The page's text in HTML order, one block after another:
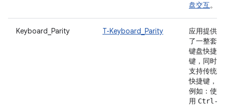
盘交互。
Keyboard_Parity T-Keyboard_Parity
应用提供
了一整套
键盘快捷
键，同时
支持传统
快捷键，
例如：使
用 Ctrl-